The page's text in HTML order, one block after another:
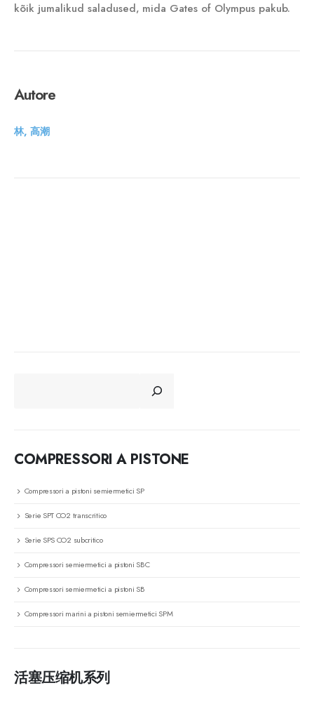
kõik jumalikud saladused‚ mida Gates of Olympus pakub.
Autore
林, 高潮
COMPRESSORI A PISTONE
Compressori a pistoni semiermetici SP
Serie SPT CO2 transcritico
Serie SPS CO2 subcritico
Compressori semiermetici a pistoni SBC
Compressori semiermetici a pistoni SB
Compressori marini a pistoni semiermetici SPM
活塞压缩机系列